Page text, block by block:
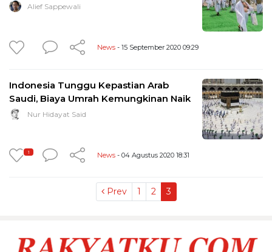
Alief Sappewali
News - 15 September 2020 09:29
Indonesia Tunggu Kepastian Arab
Saudi, Biaya Umrah Kemungkinan Naik
Nur Hidayat Said
1 News - 04 Agustus 2020 18:31
Prev 1 2 3